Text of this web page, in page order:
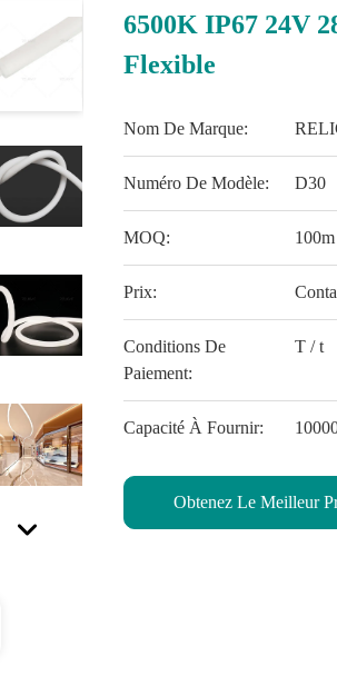
6500K IP67 24V
Flexible
Nom De Marque:
Numéro De Modèle: D30
MOQ: 100m
Prix:
Conditions De
Paiement:
T / t
Capacité À Fournir:
Obtenez Le Meilleur